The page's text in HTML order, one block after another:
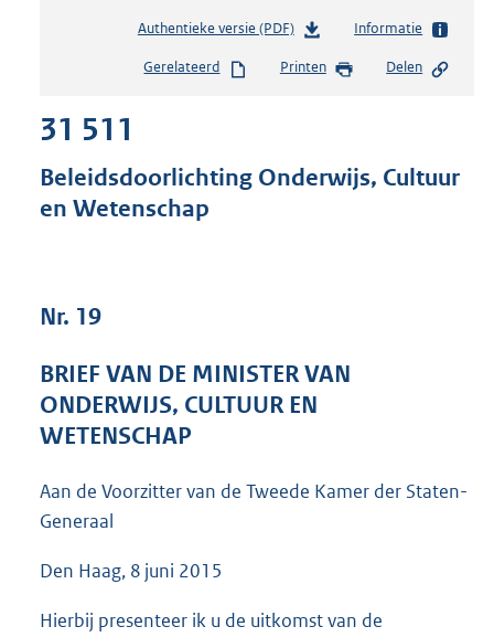
Authentieke versie (PDF)b
s
d
s
:
4
Informatie
Gerelateerd Printen Delen
31 511
Beleidsdoorlichting Onderwijs, Cultuur
en Wetenschap
Nr. 19
BRIEF VAN DE MINISTER VAN
ONDERWIJS, CULTUUR EN
WETENSCHAP
Aan de Voorzitter van de Tweede Kamer der Staten-
Generaal
Den Haag, 8 juni 2015
Hierbij presenteer ik u de uitkomst van de